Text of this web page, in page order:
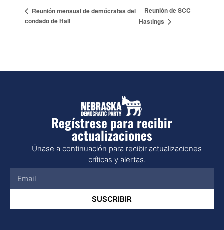
Reunión mensual de demócratas del
condado de Hall
Reunión de SCC
Hastings
Regístrese para recibir
actualizaciones
Únase a continuación para recibir actualizaciones
críticas y alertas.
SUSCRIBIR